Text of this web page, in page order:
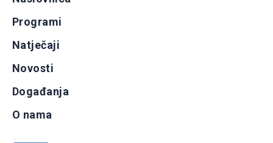
Programi
Natječaji
Novosti
Događanja
O nama